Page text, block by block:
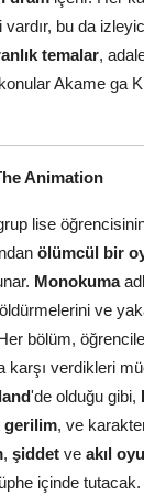
bu da
temalar,
Akame ga
Animation
lise
ölümcül bir
Monokuma
ve
Her bölüm,
karşı verdikleri
'de olduğu gibi,
gerilim, ve
, şiddet ve akıl
içinde tutacak.